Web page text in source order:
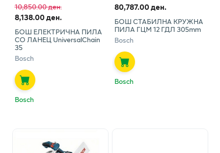
10,850.00 ден.
8,138.00 ден.
БОШ ЕЛЕКТРИЧНА ПИЛА
СО ЛАНЕЦ UniversalChain
35
Bosch
Bosch
80,787.00 ден.
БОШ СТАБИЛНА КРУЖНА
ПИЛА ГЦМ 12 ГДЛ 305mm
Bosch
Bosch